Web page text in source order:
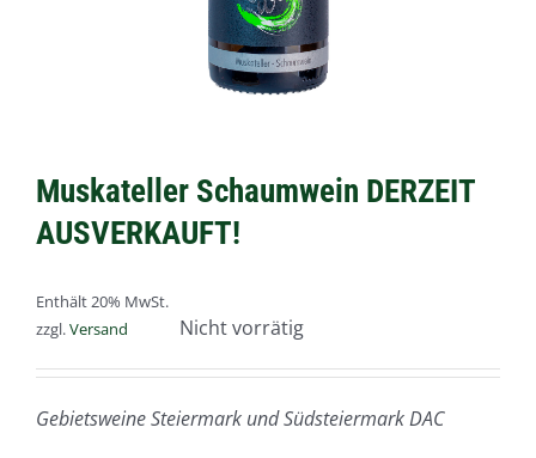
Muskateller Schaumwein DERZEIT
AUSVERKAUFT!
Enthält 20% MwSt.
zzgl.Versand Nicht vorrätig
Gebietsweine Steiermark und Südsteiermark DAC